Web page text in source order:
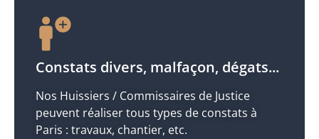
Constats divers, malfaçon, dégats...
Nos Huissiers / Commissaires de Justice
peuvent réaliser tous types de constats à
Paris : travaux, chantier, etc.